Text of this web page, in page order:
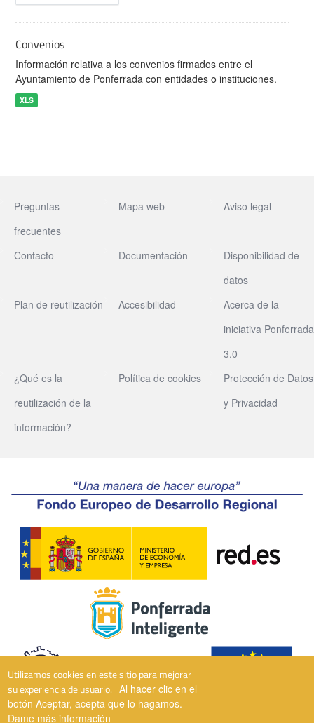
Convenios
Información relativa a los convenios firmados entre el
Ayuntamiento de Ponferrada con entidades o instituciones.
XLS
Preguntas
frecuentes
Mapa web Aviso legal
Contacto Documentación
Disponibilidad de
datos
Plan de reutilización
Accesibilidad
Acerca de la
iniciativa Ponferrada
3.0
¿Qué es la
reutilización de la
información?
Política de cookies
Protección de Datos
y Privacidad
Utilizamos cookies en este sitio para mejorar
su experiencia de usuario. Al hacer clic en el
botón Aceptar, acepta que lo hagamos.
Dame más información